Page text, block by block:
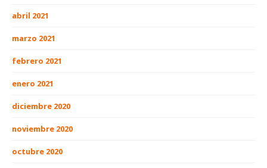
abril 2021
marzo 2021
febrero 2021
enero 2021
diciembre 2020
noviembre 2020
octubre 2020